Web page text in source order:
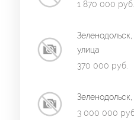
1 870 000 руб.
улица
370 000 руб.
3 000 000